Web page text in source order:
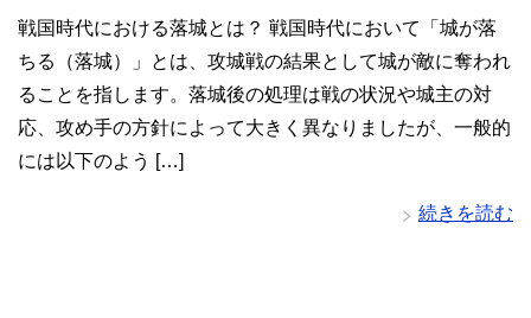
戦国時代における落城とは？ 戦国時代において「城が落
ちる（落城）」とは、攻城戦の結果として城が敵に奪われ
ることを指します。落城後の処理は戦の状況や城主の対
応、攻め手の方針によって大きく異なりましたが、一般的
には以下のよう […]
続きを読む